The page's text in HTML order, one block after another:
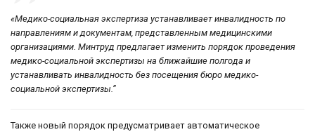
«Медико-социальная экспертиза устанавливает инвалидность по
направлениям и документам, представленным медицинскими
организациями. Минтруд предлагает изменить порядок проведения
медико-социальной экспертизы на ближайшие полгода и
устанавливать инвалидность без посещения бюро медико-
социальной экспертизы.”
Также новый порядок предусматривает автоматическое